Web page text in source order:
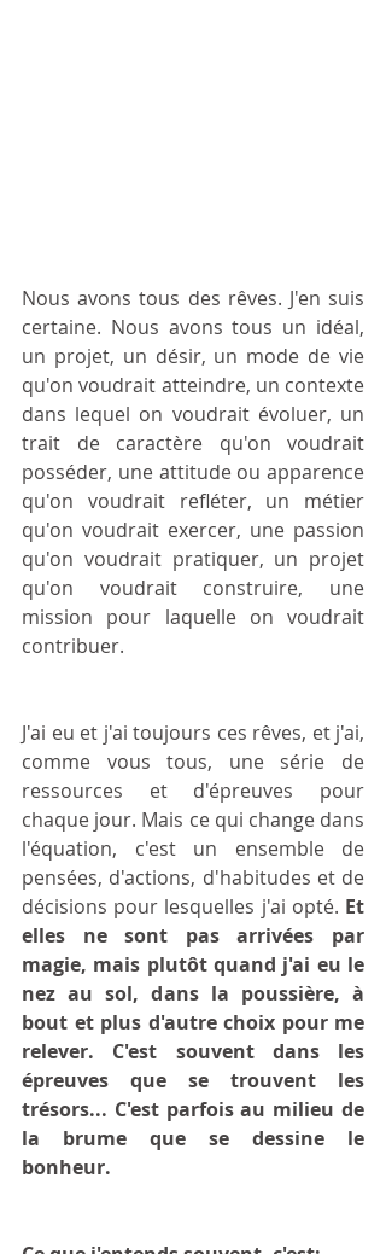
Nous avons tous des rêves. J'en suis
certaine. Nous avons tous un idéal,
un projet, un désir, un mode de vie
qu'on voudrait atteindre, un contexte
dans lequel on voudrait évoluer, un
trait de caractère qu'on voudrait
posséder, une attitude ou apparence
qu'on voudrait refléter, un métier
qu'on voudrait exercer, une passion
qu'on voudrait pratiquer, un projet
qu'on voudrait construire, une
mission pour laquelle on voudrait
contribuer.
J'ai eu et j'ai toujours ces rêves, et j'ai,
comme vous tous, une série de
ressources et d'épreuves pour
chaque jour. Mais ce qui change dans
l'équation, c'est un ensemble de
pensées, d'actions, d'habitudes et de
décisions pour lesquelles j'ai opté. Et
elles ne sont pas arrivées par
magie, mais plutôt quand j'ai eu le
nez au sol, dans la poussière, à
bout et plus d'autre choix pour me
relever. C'est souvent dans les
épreuves que se trouvent les
trésors... C'est parfois au milieu de
la brume que se dessine le
bonheur.